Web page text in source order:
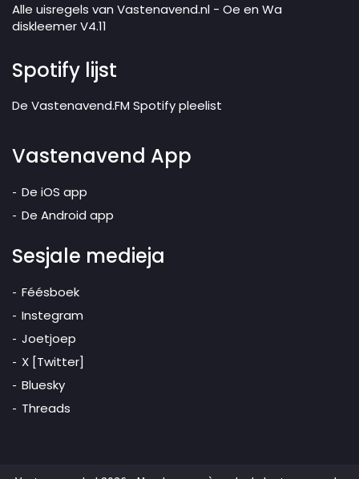
Alle uisregels van Vastenavend.nl - Oe en Wa
diskleemer V4.11
Spotify lijst
De Vastenavend.FM Spotify pleelist
Vastenavend App
De iOS app
De Android app
Sesjale medieja
Féésboek
Instegram
Joetjoep
X [Twitter]
Bluesky
Threads